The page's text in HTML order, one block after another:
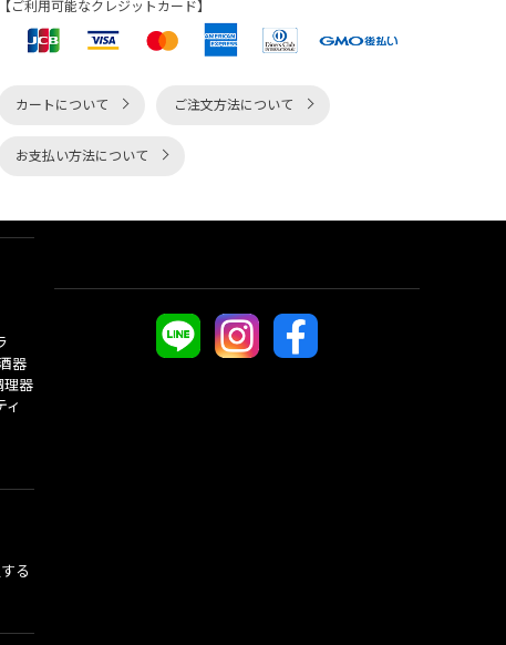
【ご利用可能なクレジットカード】
カートについて ご注文方法について
お支払い方法について
器
理器
ィ
る